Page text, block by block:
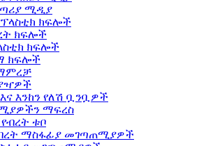
ሚዲያ
ክፍሎች
ክፍሎች
ክፍሎች
ክፍሎች
እንከን የለሽ ቧንቧዎች
ማፍረስ
ቱቦ
ማስፋፊያ መገጣጠሚያዎች